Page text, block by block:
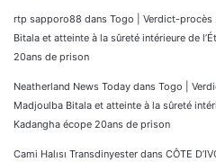
rtp sapporo88 dans Togo | Verdict-procès
Bitala et atteinte à la sûreté intérieure de
20ans de prison
Neatherland News Today dans Togo |
Madjoulba Bitala et atteinte à la sûreté
Kadangha écope 20ans de prison
Cami Halısı Transdinyester dans CÔTE